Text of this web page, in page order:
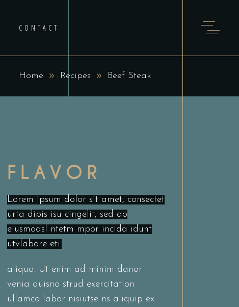
CONTACT
Home Recipes Beef Steak
FLAVOR
Lorem ipsum dolor sit amet, consectet
urta dipis isu cingelit, sed do
eiusmodsl ntetm mpor incida idunt
utvlabore eti.
aliqua. Ut enim ad minim danor
venia quisno strud exercitation
ullamco labor nisiutse ns aliquip ex